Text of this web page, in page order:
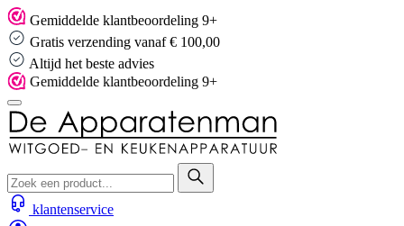
Skip
to
content
Gemiddelde klantbeoordeling 9+
Gratis verzending vanaf € 100,00
Altijd het beste advies
Gemiddelde klantbeoordeling 9+
klantenservice